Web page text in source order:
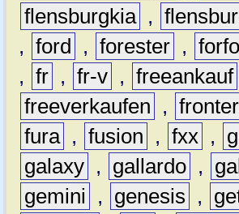
flensburgkia ,
, ford , forester ,
, fr , fr-v , freeankauf
freeverkaufen
,
fura , fusion , fxx , g
galaxy , gallardo ,
gemini
, genesis ,